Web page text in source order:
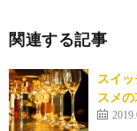
関連する記事
スイ
スメ